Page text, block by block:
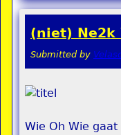
(niet) Ne2k
Submitted by
Wie Oh Wie